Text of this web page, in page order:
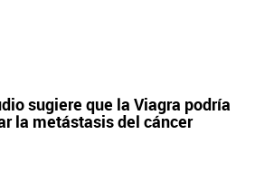
sugiere que la Viagra podría
la metástasis del cáncer